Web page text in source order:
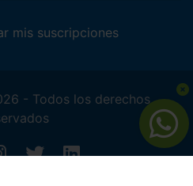
mis suscripciones
- Todos los derechos